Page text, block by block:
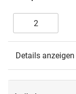
Details anzeigen